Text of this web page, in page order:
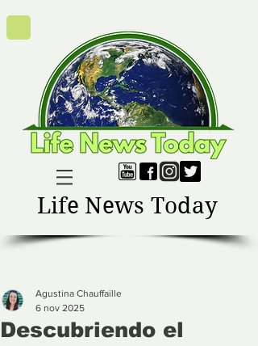
Life News Today
Descubriendo el
Agustina Chauffaille
6 nov 2025